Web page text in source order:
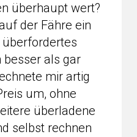
überhaupt wert?
der Fähre ein
als gar
mir artig
um, ohne
überladene
selbst rechnen